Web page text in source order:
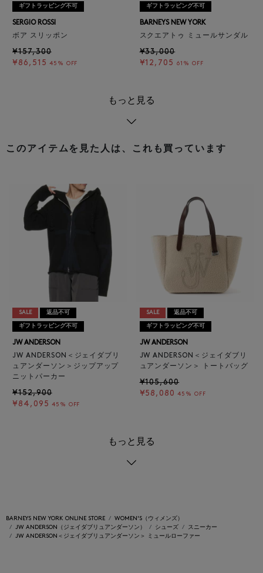
ギフトラッピング不可
SERGIO ROSSI
ボア スリッポン
¥157,300
¥86,515 45% OFF
ギフトラッピング不可
BARNEYS NEW YORK
スクエアトゥ ミュールサンダル
¥33,000
¥12,705
61% OFF
もっと見る
このアイテムを見た人は、これも買っています
SALE 返品不可
ギフトラッピング不可
JW ANDERSON
JW ANDERSON＜ジェイダブリ
ュアンダーソン＞ジップアップ
ニットパーカー
¥152,900
¥84,095 45% OFF
SALE 返品不可
ギフトラッピング不可
JW ANDERSON
JW ANDERSON＜ジェイダブリ
ュアンダーソン＞ トートバッグ
¥105,600
¥58,080 45% OFF
もっと見る
BARNEYS NEW YORK ONLINE STORE
WOMEN'S（ウィメンズ）
JW ANDERSON（ジェイダブリュアンダーソン）
シューズ
スニーカー
JW ANDERSON＜ジェイダブリュアンダーソン＞ ミュールローファー